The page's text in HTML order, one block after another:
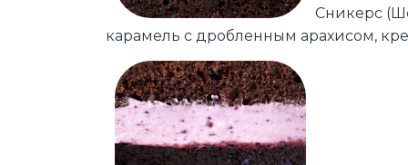
Сникерс
карамель с дробленным арахисом,